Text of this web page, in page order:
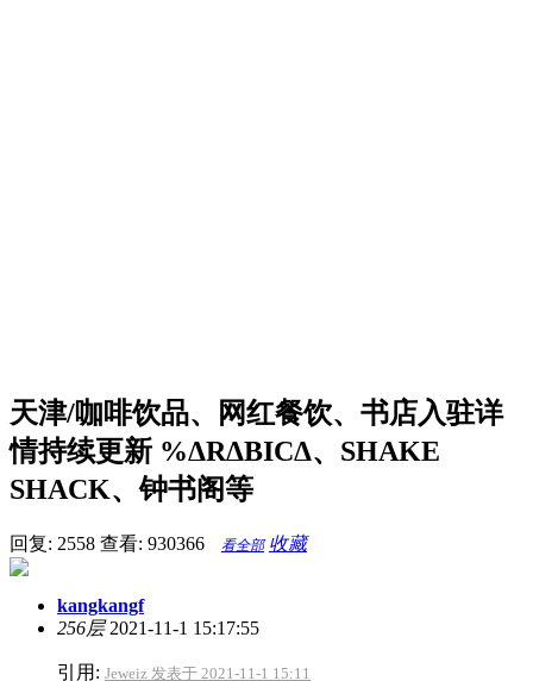
天津/咖啡饮品、网红餐饮、书店入驻详
情持续更新 %ΔRΔBICΔ、SHAKE
SHACK、钟书阁等
回复: 2558 查看: 930366 看全部 收藏
kangkangf
256层2021-11-1 15:17:55
引用: Jeweiz 发表于 2021-11-1 15:11